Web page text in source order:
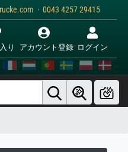
· 0043 4257 29415
り アカウント登録 ログイン